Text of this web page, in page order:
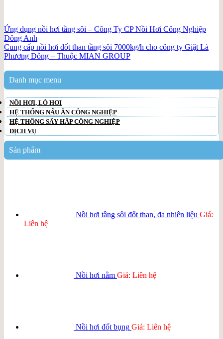
Ứng dụng nồi hơi tầng sôi – Công Ty CP Nồi Hơi Công Nghiệp
Đông Anh
Cung cấp nồi hơi đốt than tầng sôi 7000kg/h cho công ty Giặt Là
Phương Đông – Thuộc MIAN GROUP
Danh mục menu
NỒI HƠI, LÒ HƠI
HỆ THỐNG NẤU ĂN CÔNG NGHIỆP
HỆ THỐNG SẤY HẤP CÔNG NGHIỆP
DỊCH VỤ
Sản phẩm
Nồi hơi tầng sôi đốt than, đa nhiên liệu Giá:
Liên hệ
Nồi hơi nằm Giá: Liên hệ
Nồi hơi đốt bụng Giá: Liên hệ